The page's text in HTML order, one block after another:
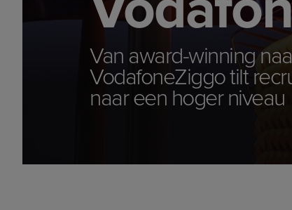
Van award-winning
VodafoneZiggo tilt
naar een hoger niveau